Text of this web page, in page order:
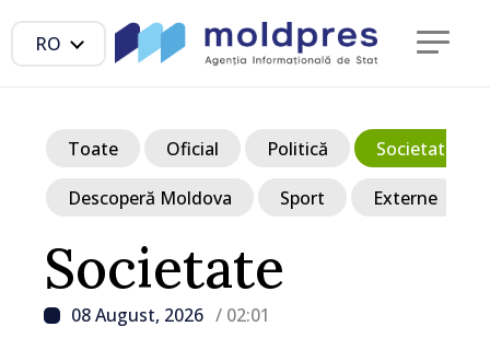
RO
Societate
08 August, 2026 / 02:01
Toate Oficial Politică Societate
Descoperă Moldova Sport Externe